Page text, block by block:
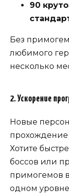
90
Без
любимого
несколько
2. Ускорение
Новые
прохождение
Хотите
боссов или
примогемов
одном